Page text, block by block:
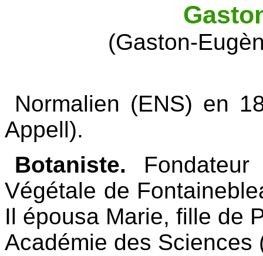
(Gaston-
Normalien (ENS) en
Appell).
Botaniste.
Végétale de
Il épousa Marie, fille de
Académie des Sciences